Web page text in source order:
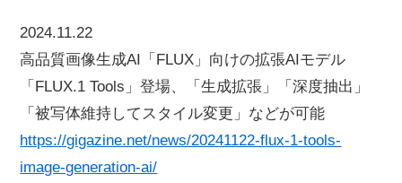
2024.11.22
高品質画像生成AI「FLUX」向けの拡張AIモデル
「FLUX.1 Tools」登場、「生成拡張」「深度抽出」
「被写体維持してスタイル変更」などが可能
https://gigazine.net/news/20241122-flux-1-tools-
image-generation-ai/